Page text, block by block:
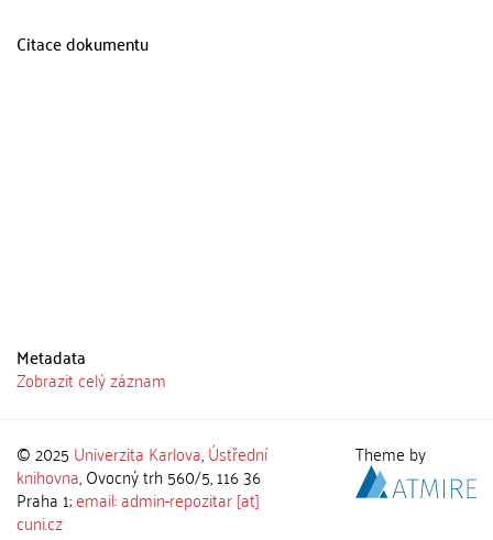
Citace dokumentu
Metadata
Zobrazit celý záznam
© 2025 Univerzita Karlova,Ústřední
knihovna, Ovocný trh 560/5, 116 36
Praha 1;email: admin-repozitar [at]
cuni.cz
Theme by